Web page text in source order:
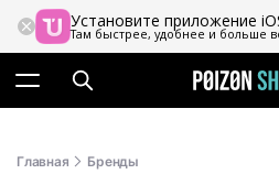
Установите приложение
Там быстрее, удобнее и больше
Главная Бренды